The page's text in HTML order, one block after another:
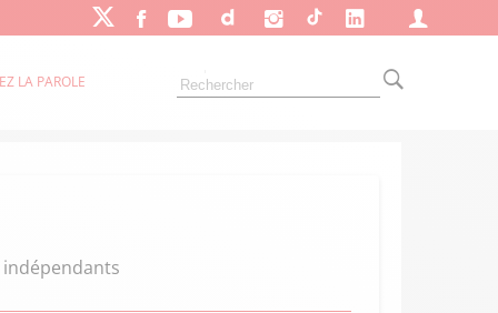
LA PAROLE
indépendants